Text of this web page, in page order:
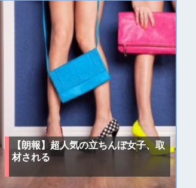
【朗報】超人気の立ちんぼ女子、取
材される